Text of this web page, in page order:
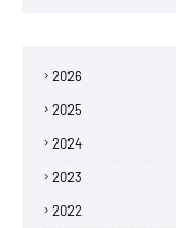
2026
2025
2024
2023
2022